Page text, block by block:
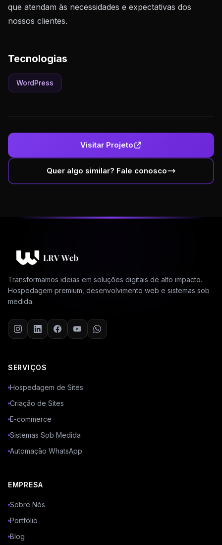
que atendam às necessidades e expectativas dos
nossos clientes.
Tecnologias
WordPress
Visitar Projeto
Quer algo similar? Fale conosco
Transformamos ideias em soluções digitais de alto impacto.
Hospedagem premium, desenvolvimento web e sistemas sob
medida.
SERVIÇOS
Hospedagem de Sites
Criação de Sites
E-commerce
Sistemas Sob Medida
Automação WhatsApp
EMPRESA
Sobre Nós
Portfólio
Blog